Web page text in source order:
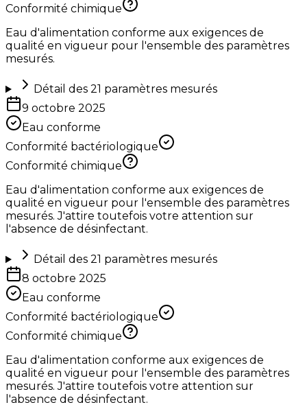
Conformité chimique
Eau d'alimentation conforme aux exigences de
qualité en vigueur pour l'ensemble des paramètres
mesurés.
Détail des 21 paramètres mesurés
9 octobre 2025
Eau conforme
Conformité bactériologique
Conformité chimique
Eau d'alimentation conforme aux exigences de
qualité en vigueur pour l'ensemble des paramètres
mesurés. J'attire toutefois votre attention sur
l'absence de désinfectant.
Détail des 21 paramètres mesurés
8 octobre 2025
Eau conforme
Conformité bactériologique
Conformité chimique
Eau d'alimentation conforme aux exigences de
qualité en vigueur pour l'ensemble des paramètres
mesurés. J'attire toutefois votre attention sur
l'absence de désinfectant.